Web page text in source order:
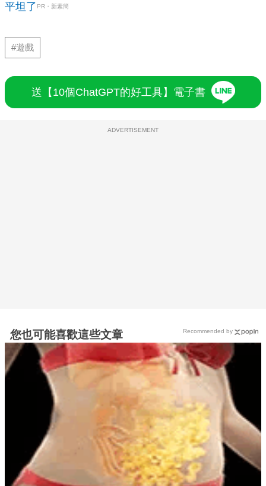
平坦了 PR・新素簡
#遊戲
送【10個ChatGPT的好工具】電子書
ADVERTISEMENT
您也可能喜歡這些文章 Recommended by